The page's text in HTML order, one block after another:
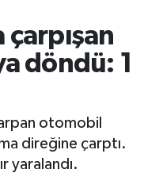
döndü: 1
otomobil
direğine çarptı.
yaralandı.